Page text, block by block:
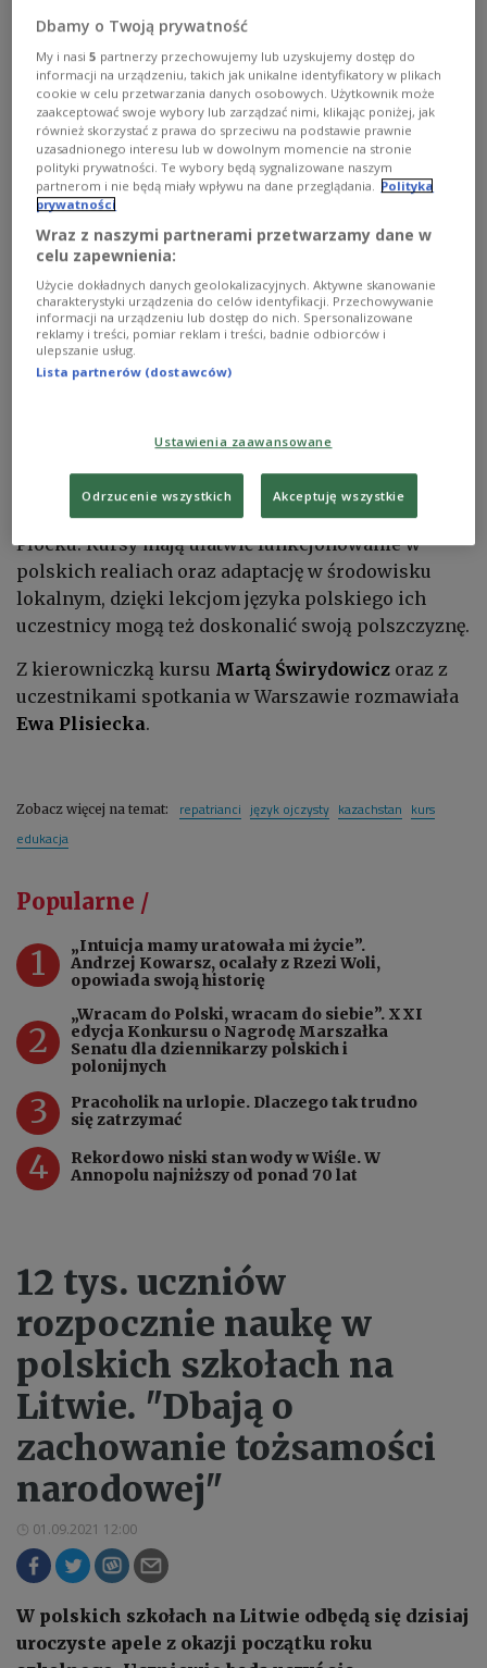
Repatrianci z Kazachstanu wracają do Polski Foto: materiały prasowe
Ośrodek Rozwoju Polskiej Edukacji za Granicą –
podobnie jak w latach ubiegłych – zorganizował
W tym roku w lipcu i sierpniu odbyło się 5 obozów
– dwa w Warszawie, dwa we Wrocławiu i jeden w
Płocku. Kursy mają ułatwić funkcjonowanie w
polskich realiach oraz adaptację w środowisku
lokalnym, dzięki lekcjom języka polskiego ich
uczestnicy mogą też doskonalić swoją polszczyznę.
Z kierowniczką kursu Martą Świrydowicz oraz z
uczestnikami spotkania w Warszawie rozmawiała
Ewa Plisiecka.
Zobacz więcej na temat: repatrianci język ojczysty kazachstan kurs
edukacja
Popularne /
1
„Intuicja mamy uratowała mi życie”.
Andrzej Kowarsz, ocalały z Rzezi Woli,
opowiada swoją historię
2
„Wracam do Polski, wracam do siebie”. XXI
edycja Konkursu o Nagrodę Marszałka
Senatu dla dziennikarzy polskich i
polonijnych
3
Pracoholik na urlopie. Dlaczego tak trudno
się zatrzymać
4
Rekordowo niski stan wody w Wiśle. W
Annopolu najniższy od ponad 70 lat
12 tys. uczniów
rozpocznie naukę w
polskich szkołach na
Litwie. "Dbają o
zachowanie tożsamości
narodowej"
01.09.2021 12:00
W polskich szkołach na Litwie odbędą się dzisiaj
uroczyste apele z okazji początku roku
Dbamy o Twoją prywatność
My i nasi5 partnerzy przechowujemy lub uzyskujemy dostęp do
informacji na urządzeniu, takich jak unikalne identyfikatory w plikach
cookie w celu przetwarzania danych osobowych. Użytkownik może
zaakceptować swoje wybory lub zarządzać nimi, klikając poniżej, jak
również skorzystać z prawa do sprzeciwu na podstawie prawnie
uzasadnionego interesu lub w dowolnym momencie na stronie
polityki prywatności. Te wybory będą sygnalizowane naszym
partnerom i nie będą miały wpływu na dane przeglądania. Polityka
prywatności
Wraz z naszymi partnerami przetwarzamy dane w
celu zapewnienia:
Użycie dokładnych danych geolokalizacyjnych. Aktywne skanowanie
charakterystyki urządzenia do celów identyfikacji. Przechowywanie
informacji na urządzeniu lub dostęp do nich. Spersonalizowane
reklamy i treści, pomiar reklam i treści, badnie odbiorców i
ulepszanie usług.
Lista partnerów (dostawców)
Ustawienia zaawansowane
Odrzucenie wszystkich Akceptuję wszystkie